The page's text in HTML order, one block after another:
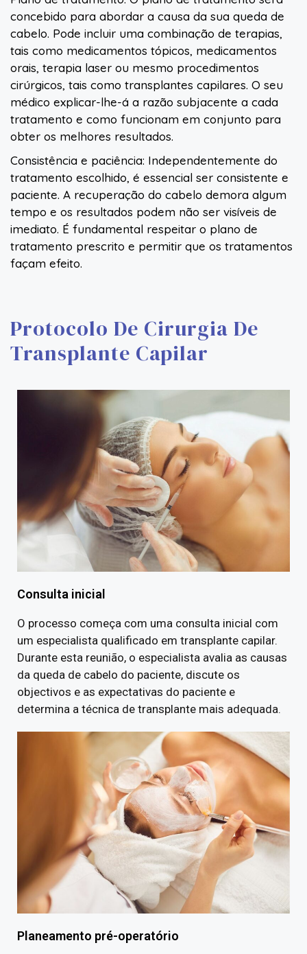
concebido para abordar a causa da sua queda de
cabelo. Pode incluir uma combinação de terapias,
tais como medicamentos tópicos, medicamentos
orais, terapia laser ou mesmo procedimentos
cirúrgicos, tais como transplantes capilares. O seu
médico explicar-lhe-á a razão subjacente a cada
tratamento e como funcionam em conjunto para
obter os melhores resultados.
Consistência e paciência: Independentemente do
tratamento escolhido, é essencial ser consistente e
paciente. A recuperação do cabelo demora algum
tempo e os resultados podem não ser visíveis de
imediato. É fundamental respeitar o plano de
tratamento prescrito e permitir que os tratamentos
façam efeito.
Protocolo De Cirurgia De
Transplante Capilar
Consulta inicial
O processo começa com uma consulta inicial com
um especialista qualificado em transplante capilar.
Durante esta reunião, o especialista avalia as causas
da queda de cabelo do paciente, discute os
objectivos e as expectativas do paciente e
determina a técnica de transplante mais adequada.
Planeamento pré-operatório